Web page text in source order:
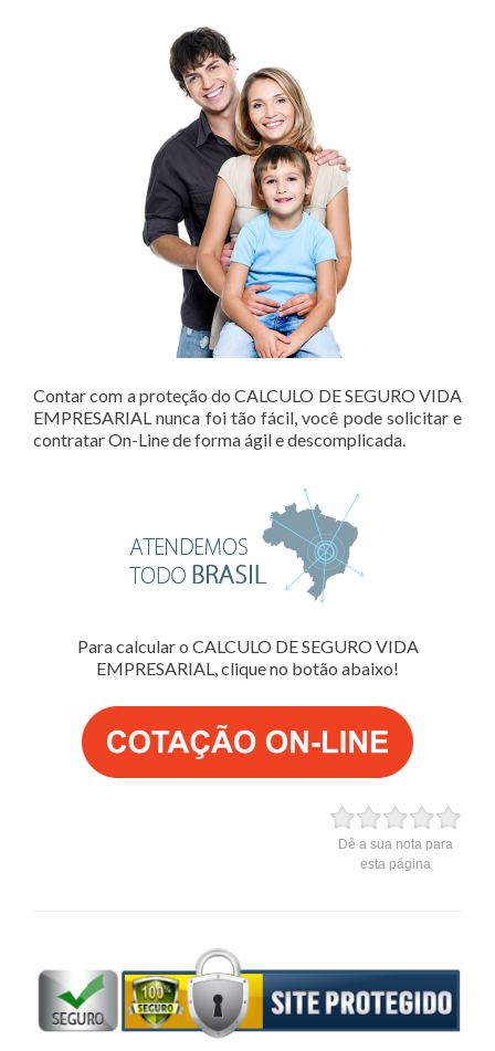
Contar com a proteção do CALCULO DE SEGURO VIDA
EMPRESARIAL nunca foi tão fácil, você pode solicitar e
contratar On-Line de forma ágil e descomplicada.
Para calcular o CALCULO DE SEGURO VIDA
EMPRESARIAL, clique no botão abaixo!
Dê a sua nota para
esta página